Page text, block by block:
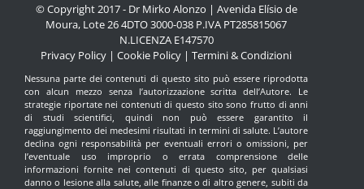
© Copyright 2017 - Dr Mirko Alonzo | Avenida Elísio de
Moura, Lote 26 4DTO 3000-038 P.IVA PT285815067
N.LICENZA E147570
Privacy Policy |Cookie Policy |Termini & Condizioni
Nessuna parte dei contenuti di questo sito può essere riprodotta
con alcun mezzo senza l’autorizzazione scritta dell’Autore. Le
strategie riportate nei contenuti di questo sito sono frutto di anni
di studi scientifici, quindi non può essere garantito il
raggiungimento dei medesimi risultati in termini di salute. L’autore
declina ogni responsabilità per eventuali errori o omissioni, per
l’eventuale uso improprio o errata comprensione delle
informazioni fornite nei contenuti di questo sito, per qualsiasi
danno o lesione alla salute, alle finanze o di altro genere, subiti da